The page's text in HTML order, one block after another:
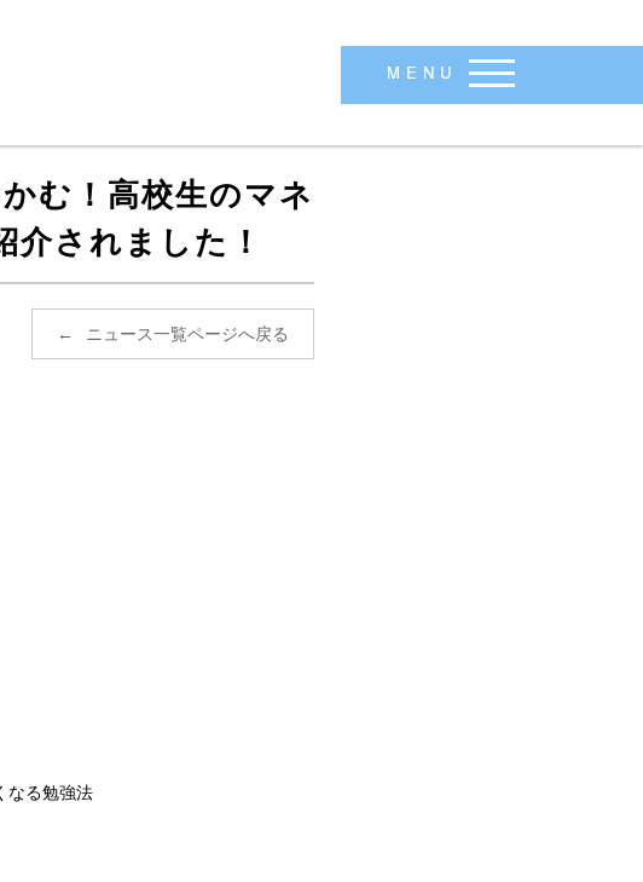
MENU
む！高校生のマネ
されました！
ニュース一覧ページへ戻る
なる勉強法